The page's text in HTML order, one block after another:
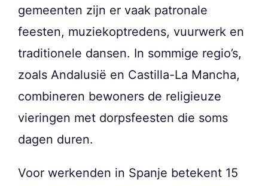
gemeenten zijn er vaak patronale
feesten, muziekoptredens, vuurwerk en
traditionele dansen. In sommige regio’s,
zoals Andalusië en Castilla-La Mancha,
combineren bewoners de religieuze
vieringen met dorpsfeesten die soms
dagen duren.
Voor werkenden in Spanje betekent 15